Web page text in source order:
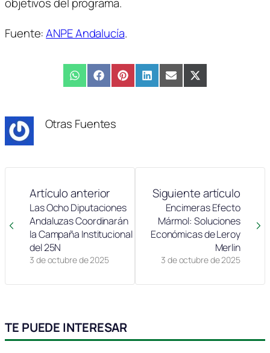
objetivos del programa.
Fuente:ANPE Andalucía.
Compartir
en
WhatsAppCompartir
en
FacebookCompartir
en
PinterestCompartir
en
LinkedInCompartir
en
EmailCompartir
en
X
(Twitter)
Otras Fuentes
Artículo anterior
3 de octubre de 2025
Las Ocho Diputaciones
Andaluzas Coordinarán
la Campaña Institucional
del 25N
Siguiente artículo
3 de octubre de 2025
Encimeras Efecto
Mármol: Soluciones
Económicas de Leroy
Merlin
TE PUEDE INTERESAR